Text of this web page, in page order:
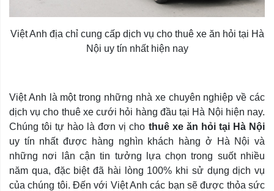
Việt Anh địa chỉ cung cấp dịch vụ cho thuê xe ăn hỏi tại Hà
Nội uy tín nhất hiện nay
Việt Anh là một trong những nhà xe chuyên nghiệp về các
dịch vụ cho thuê xe cưới hỏi hàng đầu tại Hà Nội hiện nay.
Chúng tôi tự hào là đơn vị cho thuê xe ăn hỏi tại Hà Nội
uy tín nhất được hàng nghìn khách hàng ở Hà Nội và
những nơi lân cận tin tưởng lựa chọn trong suốt nhiều
năm qua, đặc biệt đã hài lòng 100% khi sử dụng dịch vụ
của chúng tôi. Đến với Việt Anh các bạn sẽ được thỏa sức